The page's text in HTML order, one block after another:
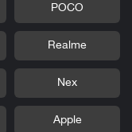
POCO
Realme
Nex
Apple